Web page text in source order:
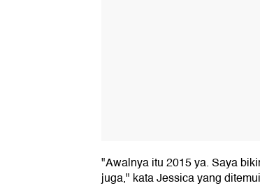
"Awalnya itu 2015 ya. Saya
juga," kata Jessica yang